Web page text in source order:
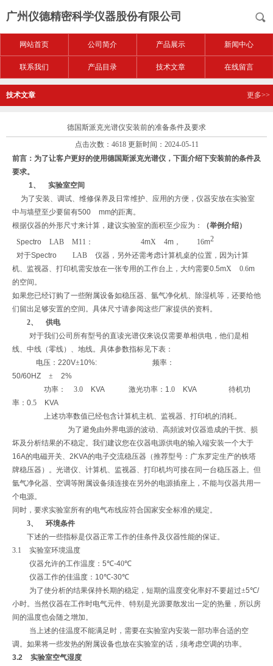
广州仪德精密科学仪器股份有限公司
网站首页 公司简介 产品展示 新闻中心
联系我们 产品目录 技术文章 在线留言
技术文章 更多>>
德国斯派克光谱仪安装前的准备条件及要求
点击次数：4618 更新时间：2024-05-11
前言： 为了让客户更好的使用德国斯派克光谱仪，下面介绍下安装前的条件及
要求。
1、 实验室空间
为了安装、调试、维修保养及日常维护、应用的方便，仪器安放在实验室
中与墙壁至少要留有500 mm的距离。
根据仪器的外形尺寸来计算，建议实验室的面积至少应为：
（举例介绍）
Spectro LAB M11： 4mX 4m ， 16m2
对于Spectro LAB 仪器，另外还需考虑计算机桌的位置，因为计算
机、监视器、打印机需安放在一张专用的工作台上，大约需要0.5mX 0.6m
的空间。
如果您已经订购了一些附属设备如稳压器、氩气净化机、除湿机等，还要给他
们留出足够安置的空间。具体尺寸请参阅这些厂家提供的资料。
2、 供电
对于我们公司所有型号的直读光谱仪来说仅需要单相供电，他们是相
线、中线（零线）、地线。具体参数指标见下表：
电压： 220V±10%:
频率：
50/60HZ ± 2%
功率：
3.0 KVA 激光功率： 1.0 KVA 待机功
率： 0.5 KVA
上述功率数值已经包含计算机主机、监视器、打印机的消耗。
为了避免由外界电源的波动、高頻波对仪器造成的干扰、损
坏及分析结果的不稳定。我们建议您在仪器电源供电的输入端安装一个大于
16A的电磁开关、 2KVA的电子交流稳压器 （推荐型号：广东罗定生产的铁塔
牌稳压器）。光谱仪、计算机、监视器、打印机均可接在同一台稳压器上。但
氩气净化器、空调等附属设备须连接在另外的电源插座上，不能与仪器共用一
个电源。
同时，要求实验室所有的电气布线应符合国家安全标准的规定。
3、 环境条件
下述的一些指标是仪器正常工作的佳条件及仪器性能的保证。
3.1 实验室环境温度
仪器允许的工作温度： 5℃-40℃
仪器工作的佳温度： 10℃-30℃
为了使分析的结果保持长期的稳定，短期的温度变化率好不要超过±5℃/
小时。当然仪器在工作时电气元件、特别是光源要散发出一定的热量，所以房
间的温度也会随之增加。
当上述的佳温度不能满足时，需要在实验室内安装一部功率合适的空
调。如果将一些发热的附属设备也放在实验室的话，须考虑空调的功率。
3.2 实验室空气湿度